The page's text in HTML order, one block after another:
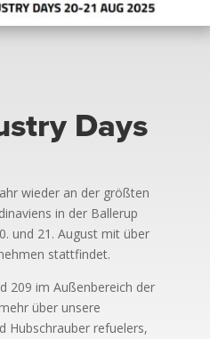
Days
wieder an der größten
in der Ballerup
und 21. August mit über
stattfindet.
209 im Außenbereich der
über unsere
Hubschrauber refuelers,